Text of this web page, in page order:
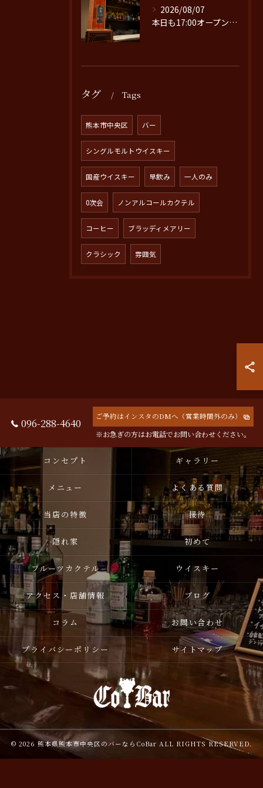
2026/08/07
本日も17:00オープンです。
タグ Tags
熊本市中央区 バー
シングルモルトウイスキー
国産ウイスキー 早飲み 一人のみ
0次会 ノンアルコールカクテル
コーヒー ブラッディメアリー
クラシック 雰囲気
096-288-4640 ご予約はインスタのDMへ（営業時間外のみ）
※お急ぎの方はお電話でお問い合わせください。
コンセプト ギャラリー
メニュー よくある質問
当店の特徴 接待
隠れ家 初めて
フルーツカクテル ウイスキー
アクセス・店舗情報 ブログ
コラム お問い合わせ
プライバシーポリシー サイトマップ
© 2026 熊本県熊本市中央区のバーならCoBar ALL RIGHTS RESERVED.